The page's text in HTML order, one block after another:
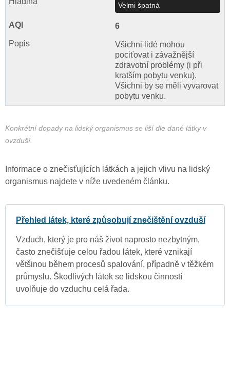
Velmi špatná
6
Všichni lidé mohou
pociťovat i závažnější
zdravotní problémy (i při
kratším pobytu venku).
Všichni by se měli vyvarovat
pobytu venku.
Konkrétní dopady na lidský organismus se liší dle dané látky v
ovzduší.
Informace o znečisťujících látkách a jejich vlivu na lidský
organismus najdete v níže uvedeném článku.
Přehled látek, které způsobují znečištění ovzduší
Vzduch, který je pro náš život naprosto nezbytným,
často znečišťuje celou řadou látek, které vznikají
většinou během procesů spalování, případně v těžkém
průmyslu. Škodlivých látek se lidskou činností
uvolňuje do vzduchu celá řada.